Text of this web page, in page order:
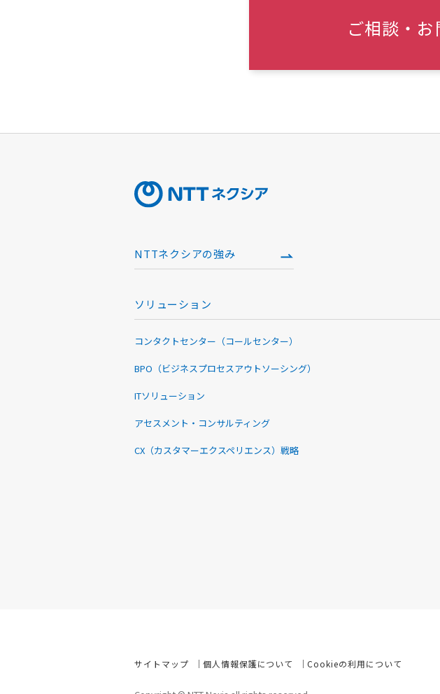
ご相談・
NTTネクシアの強み
ソリューション
コンタクトセンター（コールセンター）
BPO（ビジネスプロセスアウトソーシング）
ITソリューション
アセスメント・コンサルティング
CX（カスタマーエクスペリエンス）戦略
サイトマップ 個人情報保護について Cookieの利用について